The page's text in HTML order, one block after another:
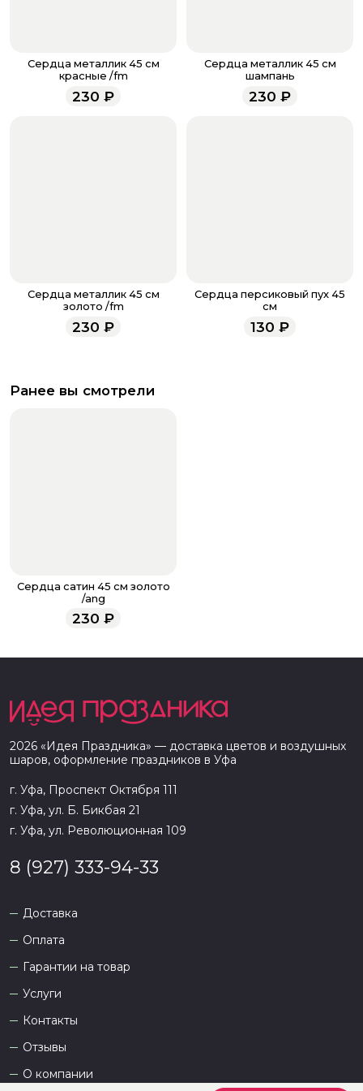
звоните по номеру телефона
8 (927) 936-71-86
напишите WhatsApp
+7 937 333-66-53. Наши
менеджеры работают ежедневно с 9.00 до 23.00 и
всегда рады проконсультировать вас.
Сердца металлик 45 см
красные /fm
230 ₽
Сердца металлик 45 см
шампань
230 ₽
Сердца металлик 45 см
золото /fm
230 ₽
Сердца персиковый пух 45
см
130 ₽
Ранее вы смотрели
Сердца сатин 45 см золото
/ang
230 ₽
2026 «Идея Праздника» — доставка цветов и воздушных
шаров, оформление праздников в Уфа
г. Уфа, Проспект Октября 111
г. Уфа, ул. Б. Бикбая 21
г. Уфа, ул. Революционная 109
8 (927) 333-94-33
Доставка
Оплата
Гарантии на товар
Услуги
Контакты
Отзывы
О компании